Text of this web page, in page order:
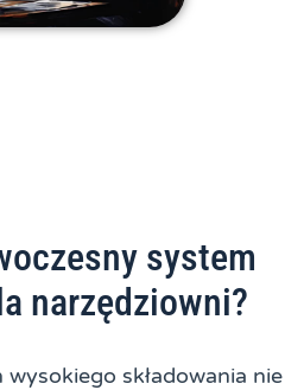
system
narzędziowni?
wysokiego składowania nie